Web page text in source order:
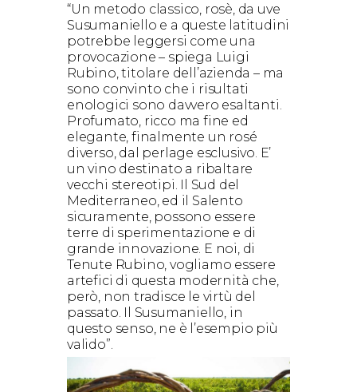
“Un metodo classico, rosè, da uve
Susumaniello e a queste latitudini
potrebbe leggersi come una
provocazione – spiega Luigi
Rubino, titolare dell’azienda – ma
sono convinto che i risultati
enologici sono davvero esaltanti.
Profumato, ricco ma fine ed
elegante, finalmente un rosé
diverso, dal perlage esclusivo. E’
un vino destinato a ribaltare
vecchi stereotipi. Il Sud del
Mediterraneo, ed il Salento
sicuramente, possono essere
terre di sperimentazione e di
grande innovazione. E noi, di
Tenute Rubino, vogliamo essere
artefici di questa modernità che,
però, non tradisce le virtù del
passato. Il Susumaniello, in
questo senso, ne è l’esempio più
valido”.